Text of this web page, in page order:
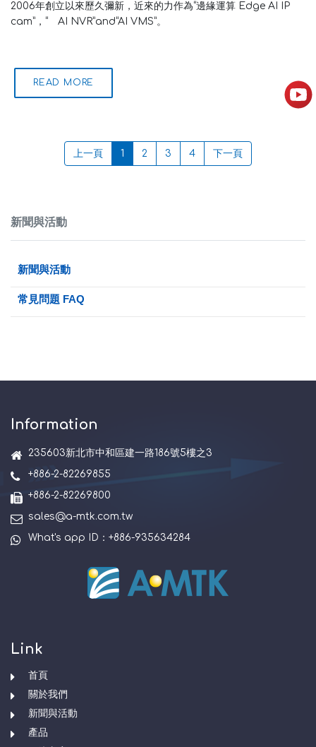
2006年創立以來歷久彌新，近來的力作為“邊緣運算 Edge AI IP
cam”，“ AI NVR”and“AI VMS”。
READ MORE
上一頁 1 2 3 4 下一頁
新聞與活動
新聞與活動
常見問題 FAQ
Information
235603新北市中和區建一路186號5樓之3
+886-2-82269855
+886-2-82269800
sales@a-mtk.com.tw
What's app ID：+886-935634284
Link
首頁
關於我們
新聞與活動
產品